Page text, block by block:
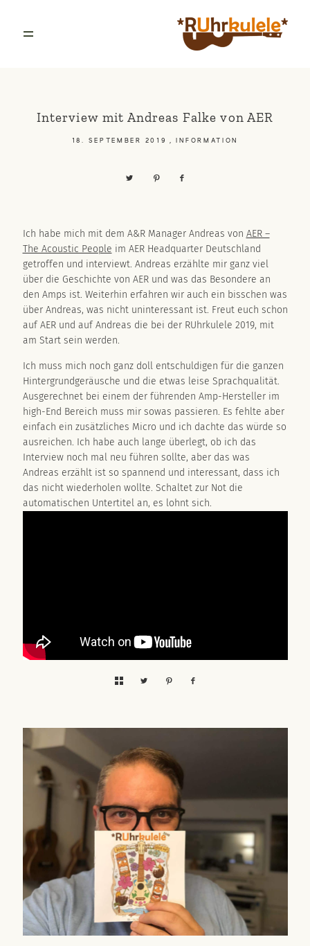
Interview mit Andreas Falke von AER
18. SEPTEMBER 2019, INFORMATION
Ich habe mich mit dem A&R Manager Andreas von AER –
The Acoustic People im AER Headquarter Deutschland
getroffen und interviewt. Andreas erzählte mir ganz viel
über die Geschichte von AER und was das Besondere an
den Amps ist. Weiterhin erfahren wir auch ein bisschen was
über Andreas, was nicht uninteressant ist. Freut euch schon
auf AER und auf Andreas die bei der RUhrkulele 2019, mit
am Start sein werden.
Ich muss mich noch ganz doll entschuldigen für die ganzen
Hintergrundgeräusche und die etwas leise Sprachqualität.
Ausgerechnet bei einem der führenden Amp-Hersteller im
high-End Bereich muss mir sowas passieren. Es fehlte aber
einfach ein zusätzliches Micro und ich dachte das würde so
ausreichen. Ich habe auch lange überlegt, ob ich das
Interview noch mal neu führen sollte, aber das was
Andreas erzählt ist so spannend und interessant, dass ich
das nicht wiederholen wollte. Schaltet zur Not die
automatischen Untertitel an, es lohnt sich.
BLOG
MERCHANDISING
KONTAKT
ARCHIV
123.456.7890